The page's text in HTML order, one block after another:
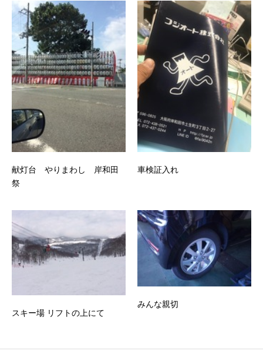
献灯台 やりまわし 岸和田
祭
車検証入れ
スキー場 リフトの上にて
みんな親切